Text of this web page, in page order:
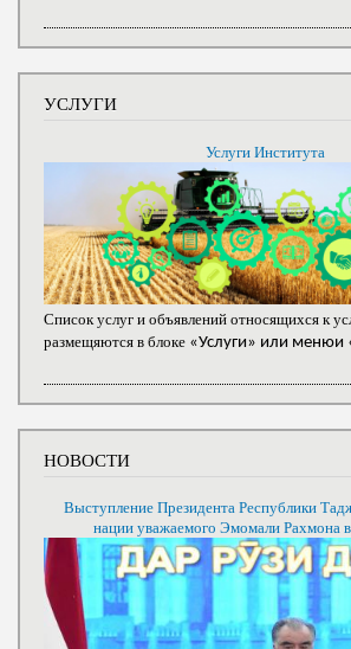
УСЛУГИ
Услуги Института
Список услуг и объявлений относящихся к
размещяются в блоке «Услуги» или менюи
НОВОСТИ
Выступление Президента Республики
нации уважаемого Эмомали Рахмона